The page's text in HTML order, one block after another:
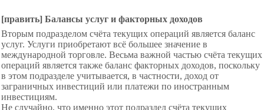
[править] Балансы услуг и факторных доходов
Вторым подразделом счёта текущих операций является баланс
услуг. Услуги приобретают всё большее значение в
международной торговле. Весьма важной частью счёта текущих
операций является также баланс факторных доходов, поскольку
в этом подразделе учитывается, в частности, доход от
заграничных инвестиций или платежи по иностранным
инвестициям.
Не случайно, что именно этот подраздел счёта текущих